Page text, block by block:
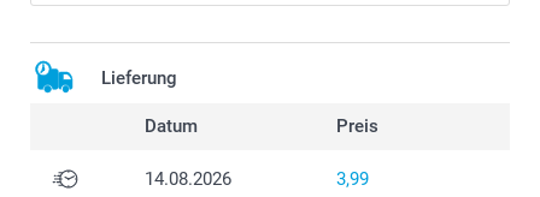
Lieferung
Datum Preis
14.08.2026 3,99